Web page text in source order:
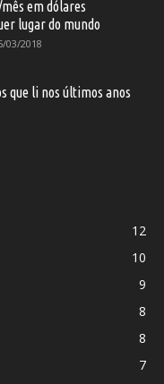
em dólares
lugar do mundo
03/2018
que li nos últimos anos
12
10
9
8
8
7